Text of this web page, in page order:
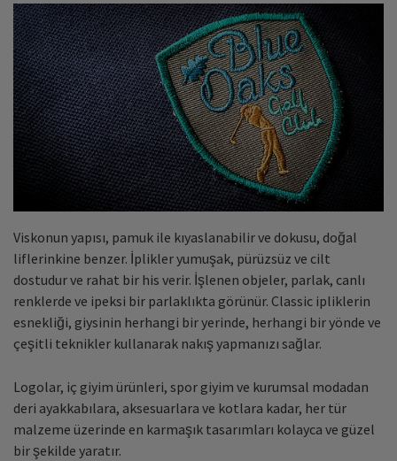
Viskonun yapısı, pamuk ile kıyaslanabilir ve dokusu, doğal
liflerinkine benzer. İplikler yumuşak, pürüzsüz ve cilt
dostudur ve rahat bir his verir. İşlenen objeler, parlak, canlı
renklerde ve ipeksi bir parlaklıkta görünür. Classic ipliklerin
esnekliği, giysinin herhangi bir yerinde, herhangi bir yönde ve
çeşitli teknikler kullanarak nakış yapmanızı sağlar.
Logolar, iç giyim ürünleri, spor giyim ve kurumsal modadan
deri ayakkabılara, aksesuarlara ve kotlara kadar, her tür
malzeme üzerinde en karmaşık tasarımları kolayca ve güzel
bir şekilde yaratır.